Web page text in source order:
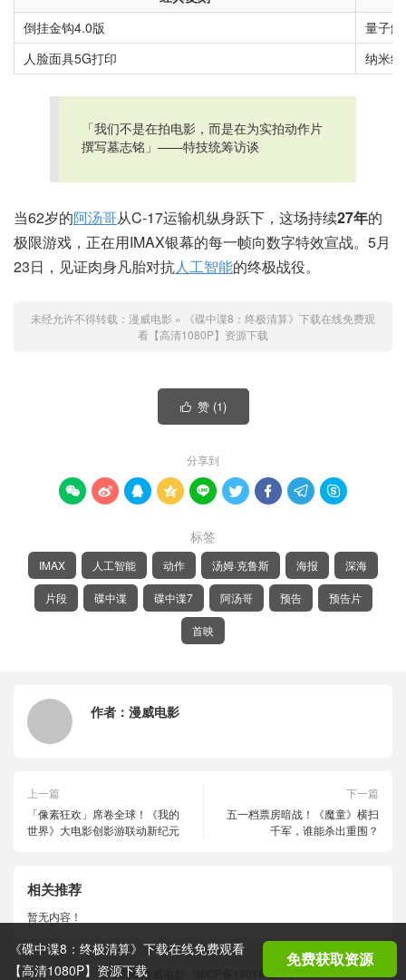
《碟中谍8：终极清算》下载在线免费观看
【高清1080P】资源下载
免费获取资源
倒挂金钩4.0版
量子
人脸面具5G打印
纳米
「我们不是在拍电影，而是在为实拍动作片
撰写墓志铭」——特技统筹访谈
当62岁的阿汤哥从C-17运输机纵身跃下，这场持续27年的
极限游戏，正在用IMAX银幕的每一帧向数字特效宣战。5月
23日，见证肉身凡胎对抗人工智能的终极战役。
未经允许不得转载： 漫威电影 »
《碟中谍8：终极清算》下载在线免费观
看【高清1080P】资源下载
 赞 (1)
分享到
        
标签
IMAX 人工智能 动作 汤姆·克鲁斯 海报 深海
片段 碟中谍 碟中谍7 阿汤哥 预告 预告片
首映
作者： 漫威电影
上一篇
「像素狂欢」席卷全球！《我的
世界》大电影创影游联动新纪元
下一篇
五一档票房暗战！《魔童》横扫
千军，谁能杀出重围？
相关推荐
暂无内容！
© 2026漫威电影 湘ICP备18018686号-1